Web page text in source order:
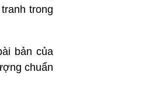
trong
bản của
chuẩn